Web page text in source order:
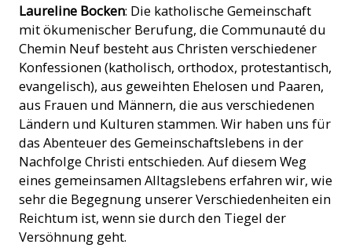
Laureline Bocken: Die katholische Gemeinschaft
mit ökumenischer Berufung, die Communauté du
Chemin Neuf besteht aus Christen verschiedener
Konfessionen (katholisch, orthodox, protestantisch,
evangelisch), aus geweihten Ehelosen und Paaren,
aus Frauen und Männern, die aus verschiedenen
Ländern und Kulturen stammen. Wir haben uns für
das Abenteuer des Gemeinschaftslebens in der
Nachfolge Christi entschieden. Auf diesem Weg
eines gemeinsamen Alltagslebens erfahren wir, wie
sehr die Begegnung unserer Verschiedenheiten ein
Reichtum ist, wenn sie durch den Tiegel der
Versöhnung geht.